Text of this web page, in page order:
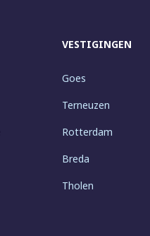
VESTIGINGEN
Goes
Terneuzen
Rotterdam
Breda
Tholen